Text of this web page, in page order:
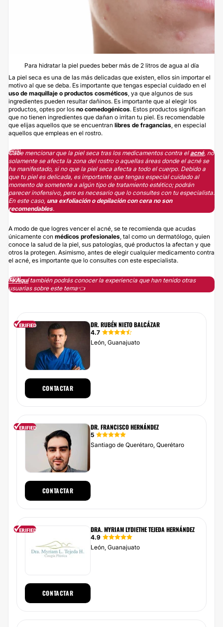
Para hidratar la piel puedes beber más de 2 litros de agua al día
La piel seca es una de las más delicadas que existen, ellos sin importar el
motivo al que se deba. Es importante que tengas especial cuidado en el
uso de maquillaje o productos cosméticos, ya que algunos de sus
ingredientes pueden resultar dañinos. Es importante que al elegir los
productos, optes por los no comedogénicos. Estos productos significan
que no tienen ingredientes que dañan o irritan tu piel. Es recomendable
que elijas aquellos que se encuentran libres de fragancias, en especial
aquellos que empleas en el rostro.
Cabe mencionar que la piel seca tras los medicamentos contra elacné, no
solamente se afecta la zona del rostro o aquellas áreas donde el acné se
ha manifestado, si no que la piel seca afecta a todo el cuerpo. Debido a
que tu piel es delicada, es importante que tengas especial cuidado al
momento de someterte a algún tipo de tratamiento estético; podrán
parecer inofensivo, pero es necesario que lo consultes con tu especialista.
En este caso, una exfoliación o depilación con cera no son
recomendables.
A modo de que logres vencer el acné, se te recomienda que acudas
únicamente con médicos profesionales, tal como un dermatólogo, quien
conoce la salud de la piel, sus patologías, qué productos la afectan y que
otros la protegen. Asimismo, antes de elegir cualquier medicamento contra
el acné, es importante que lo consultes con este especialista.
↪️Aquítambién podrás conocer la experiencia que han tenido otras
usuarias sobre este tema👈
DR. RUBÉN NIETO BALCÁZAR
4.7
León, Guanajuato
CONTACTAR
DR. FRANCISCO HERNÁNDEZ
5
Santiago de Querétaro, Querétaro
CONTACTAR
DRA. MYRIAM LYDIETHE TEJEDA HERNÁNDEZ
4.9
León, Guanajuato
CONTACTAR